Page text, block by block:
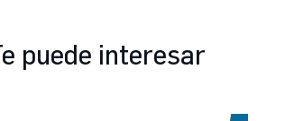
puede interesar